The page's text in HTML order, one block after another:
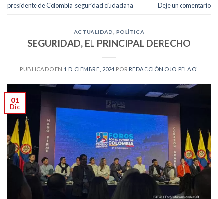
presidente de Colombia, seguridad ciudadana Deje un comentario
ACTUALIDAD POLÍTICA
SEGURIDAD, EL PRINCIPAL DERECHO
PUBLICADO EN 1 DICIEMBRE, 2024 POR REDACCIÓN OJO PELAO'
01
Dic